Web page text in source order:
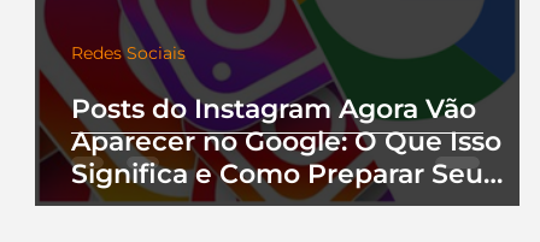
Posts do Instagram Agora Vão
Aparecer no Google: O Que Isso
Significa e Como Preparar Seu
Perfil
Redes Sociais